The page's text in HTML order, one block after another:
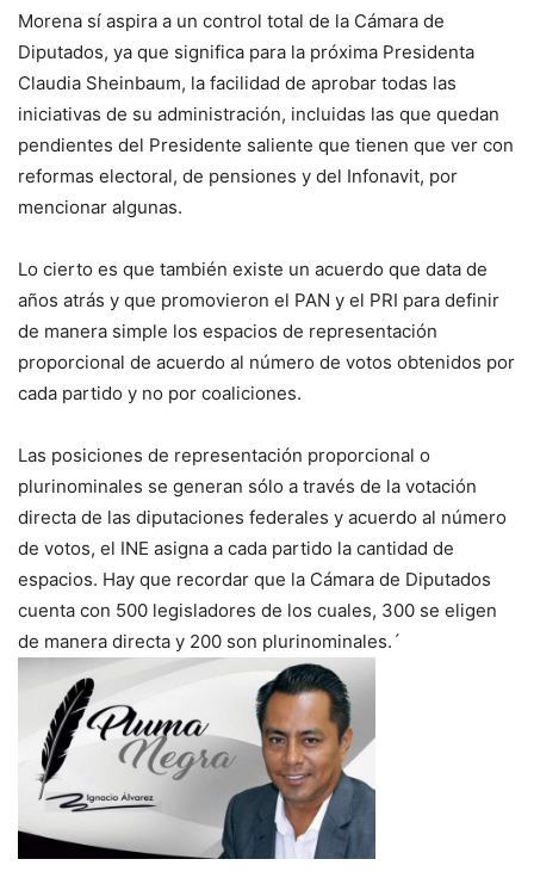
Morena sí aspira a un control total de la Cámara de
Diputados, ya que significa para la próxima Presidenta
Claudia Sheinbaum, la facilidad de aprobar todas las
iniciativas de su administración, incluidas las que quedan
pendientes del Presidente saliente que tienen que ver con
reformas electoral, de pensiones y del Infonavit, por
mencionar algunas.
Lo cierto es que también existe un acuerdo que data de
años atrás y que promovieron el PAN y el PRI para definir
de manera simple los espacios de representación
proporcional de acuerdo al número de votos obtenidos por
cada partido y no por coaliciones.
Las posiciones de representación proporcional o
plurinominales se generan sólo a través de la votación
directa de las diputaciones federales y acuerdo al número
de votos, el INE asigna a cada partido la cantidad de
espacios. Hay que recordar que la Cámara de Diputados
cuenta con 500 legisladores de los cuales, 300 se eligen
de manera directa y 200 son plurinominales.´